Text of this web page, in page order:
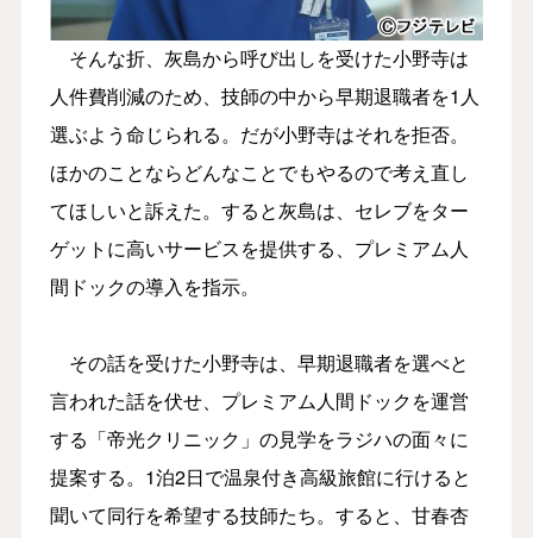
そんな折、灰島から呼び出しを受けた小野寺は
人件費削減のため、技師の中から早期退職者を1人
選ぶよう命じられる。だが小野寺はそれを拒否。
ほかのことならどんなことでもやるので考え直し
てほしいと訴えた。すると灰島は、セレブをター
ゲットに高いサービスを提供する、プレミアム人
間ドックの導入を指示。
その話を受けた小野寺は、早期退職者を選べと
言われた話を伏せ、プレミアム人間ドックを運営
する「帝光クリニック」の見学をラジハの面々に
提案する。1泊2日で温泉付き高級旅館に行けると
聞いて同行を希望する技師たち。すると、甘春杏